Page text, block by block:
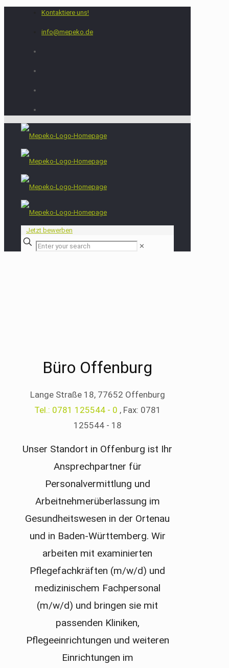
Kontaktiere uns!
info@mepeko.de
Jetzt bewerben
✕
Büro Offenburg
Lange Straße 18, 77652 Offenburg
Tel.: 0781 125544 - 0 , Fax: 0781
125544 - 18
Unser Standort in Offenburg ist Ihr
Ansprechpartner für
Personalvermittlung und
Arbeitnehmerüberlassung im
Gesundheitswesen in der Ortenau
und in Baden-Württemberg. Wir
arbeiten mit examinierten
Pflegefachkräften (m/w/d) und
medizinischem Fachpersonal
(m/w/d) und bringen sie mit
passenden Kliniken,
Pflegeeinrichtungen und weiteren
Einrichtungen im